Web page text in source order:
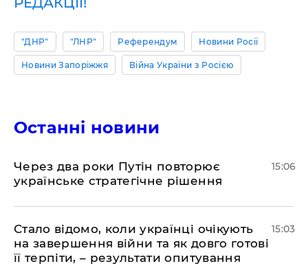
"ДНР" "ЛНР" Референдум Новини Росії
Новини Запоріжжя Війна України з Росією
Останні новини
Через два роки Путін повторює
українське стратегічне рішення
15:06
Стало відомо, коли українці очікують
на завершення війни та як довго готові
її терпіти, – результати опитування
15:03